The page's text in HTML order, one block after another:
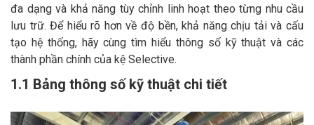
đa dạng và khả năng tùy chỉnh linh hoạt theo từng nhu cầu
lưu trữ. Để hiểu rõ hơn về độ bền, khả năng chịu tải và cấu
tạo hệ thống, hãy cùng tìm hiểu thông số kỹ thuật và các
thành phần chính của kệ Selective.
1.1 Bảng thông số kỹ thuật chi tiết